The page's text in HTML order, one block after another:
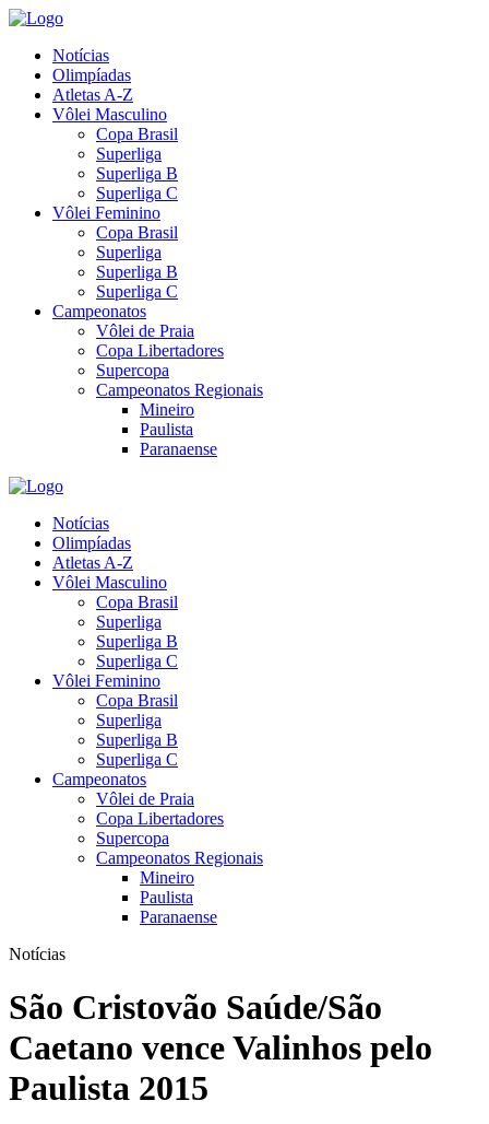
Notícias
Olimpíadas
Atletas A-Z
Vôlei Masculino
Copa Brasil
Superliga
Superliga B
Superliga C
Vôlei Feminino
Copa Brasil
Superliga
Superliga B
Superliga C
Campeonatos
Vôlei de Praia
Copa Libertadores
Supercopa
Campeonatos Regionais
Mineiro
Paulista
Paranaense
Notícias
Olimpíadas
Atletas A-Z
Vôlei Masculino
Copa Brasil
Superliga
Superliga B
Superliga C
Vôlei Feminino
Copa Brasil
Superliga
Superliga B
Superliga C
Campeonatos
Vôlei de Praia
Copa Libertadores
Supercopa
Campeonatos Regionais
Mineiro
Paulista
Paranaense
Notícias
São Cristovão Saúde/São
Caetano vence Valinhos pelo
Paulista 2015